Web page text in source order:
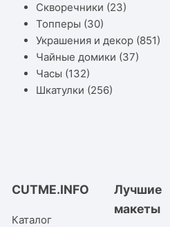
Скворечники (23)
Топперы (30)
Украшения и декор (851)
Чайные домики (37)
Часы (132)
Шкатулки (256)
CUTME.INFO
Каталог
Лучшие
макеты